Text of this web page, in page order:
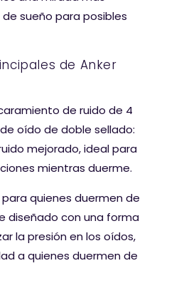
sueño para posibles
de Anker
de ruido de 4
oído de doble sellado:
mejorado, ideal para
mientras duerme.
quienes duermen de
diseñado con una forma
la presión en los oídos,
a quienes duermen de